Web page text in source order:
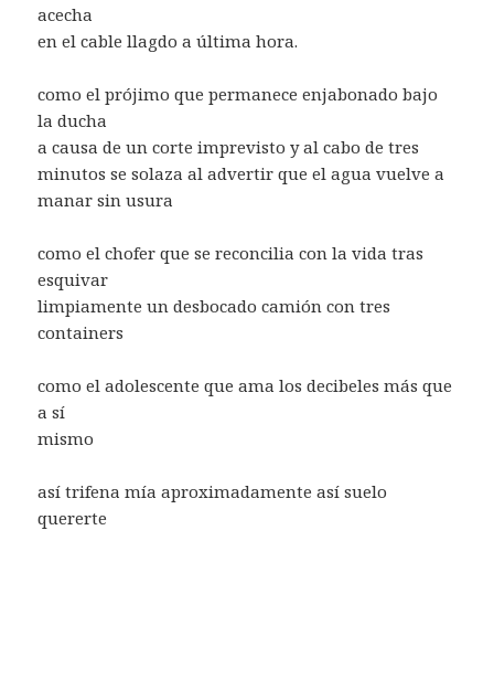
acecha
en el cable llagdo a última hora.
como el prójimo que permanece enjabonado bajo
la ducha
a causa de un corte imprevisto y al cabo de tres
minutos se solaza al advertir que el agua vuelve a
manar sin usura
como el chofer que se reconcilia con la vida tras
esquivar
limpiamente un desbocado camión con tres
containers
como el adolescente que ama los decibeles más que
a sí
mismo
así trifena mía aproximadamente así suelo
quererte